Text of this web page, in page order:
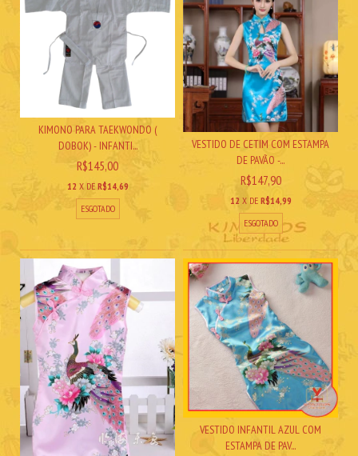
KIMONO PARA TAEKWONDO (
DOBOK) - INFANTI...
R$145,00
12 X DE R$14,69
ESGOTADO
VESTIDO DE CETIM COM ESTAMPA
DE PAVÃO -...
R$147,90
12 X DE R$14,99
ESGOTADO
VESTIDO INFANTIL AZUL COM
ESTAMPA DE PAV...